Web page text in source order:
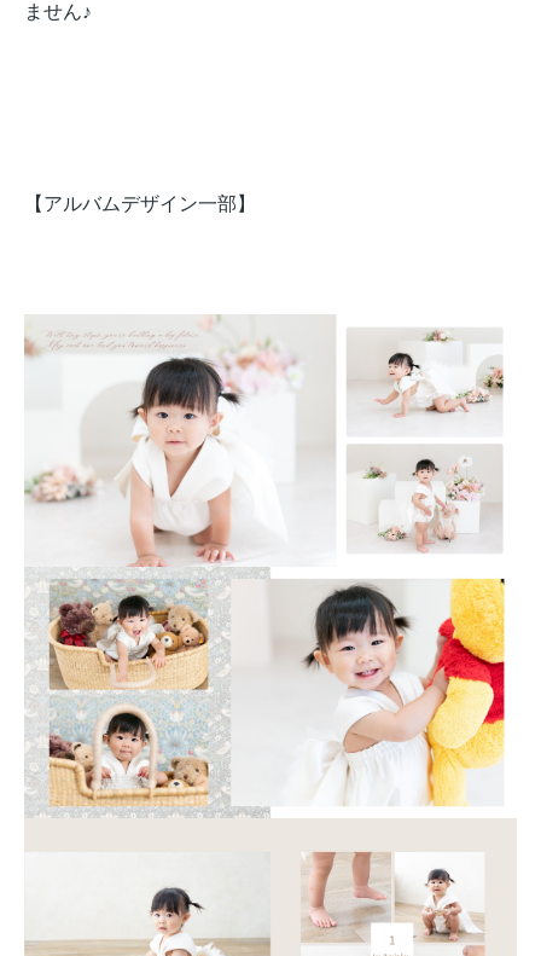
ません♪
【アルバムデザイン一部】